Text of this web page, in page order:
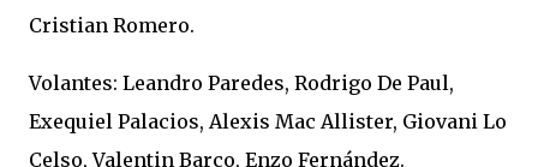
Cristian Romero.
Volantes: Leandro Paredes, Rodrigo De Paul,
Exequiel Palacios, Alexis Mac Allister, Giovani Lo
Celso, Valentin Barco, Enzo Fernández.